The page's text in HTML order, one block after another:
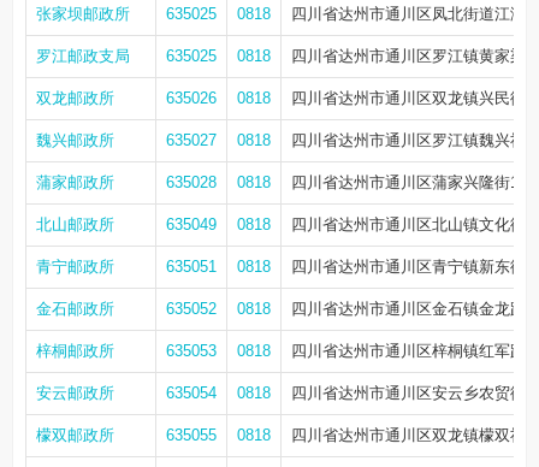
张家坝邮政所 635025 0818 四川省达州市通川区凤北街道江湾
罗江邮政支局 635025 0818 四川省达州市通川区罗江镇黄家梁
双龙邮政所 635026 0818 四川省达州市通川区双龙镇兴民街
魏兴邮政所 635027 0818 四川省达州市通川区罗江镇魏兴社
蒲家邮政所 635028 0818 四川省达州市通川区蒲家兴隆街
北山邮政所 635049 0818 四川省达州市通川区北山镇文化街
青宁邮政所 635051 0818 四川省达州市通川区青宁镇新东街
金石邮政所 635052 0818 四川省达州市通川区金石镇金龙路
梓桐邮政所 635053 0818 四川省达州市通川区梓桐镇红军路
安云邮政所 635054 0818 四川省达州市通川区安云乡农贸街
檬双邮政所 635055 0818 四川省达州市通川区双龙镇檬双社